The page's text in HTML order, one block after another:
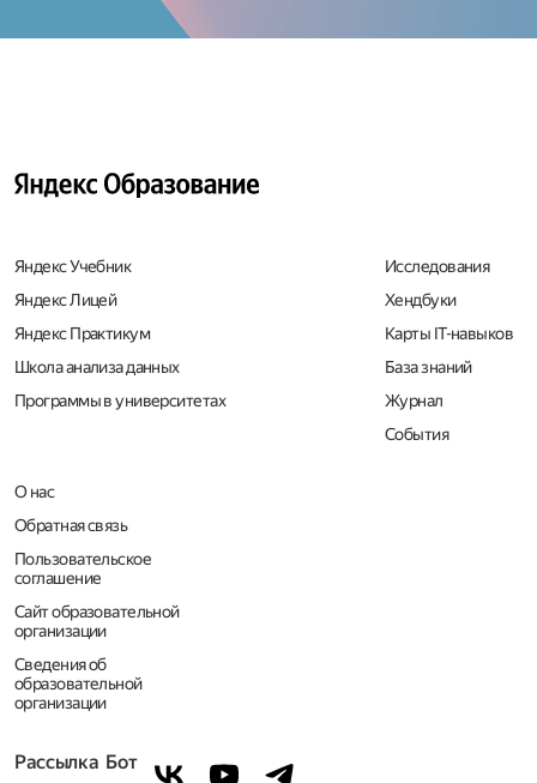
Яндекс Учебник
Яндекс Лицей
Яндекс Практикум
Школа анализа данных
Программы в университетах
Исследования
Хендбуки
Карты IT-навыков
База знаний
Журнал
События
О нас
Обратная связь
Пользовательское
соглашение
Сайт образовательной
организации
Сведения об
образовательной
организации
Рассылка Бот